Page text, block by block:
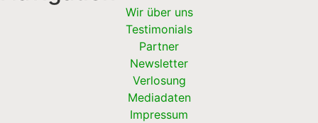
Wir über uns
Testimonials
Partner
Newsletter
Verlosung
Mediadaten
Impressum